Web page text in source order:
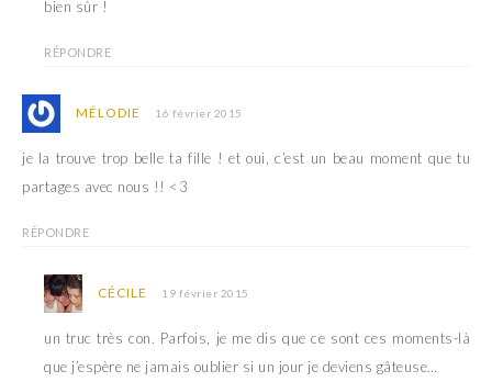
bien sûr !
RÉPONDRE
MÉLODIE 16 février 2015
je la trouve trop belle ta fille ! et oui, c’est un beau moment que tu
partages avec nous !! <3
RÉPONDRE
CÉCILE 19 février 2015
un truc très con. Parfois, je me dis que ce sont ces moments-là
que j’espère ne jamais oublier si un jour je deviens gâteuse…